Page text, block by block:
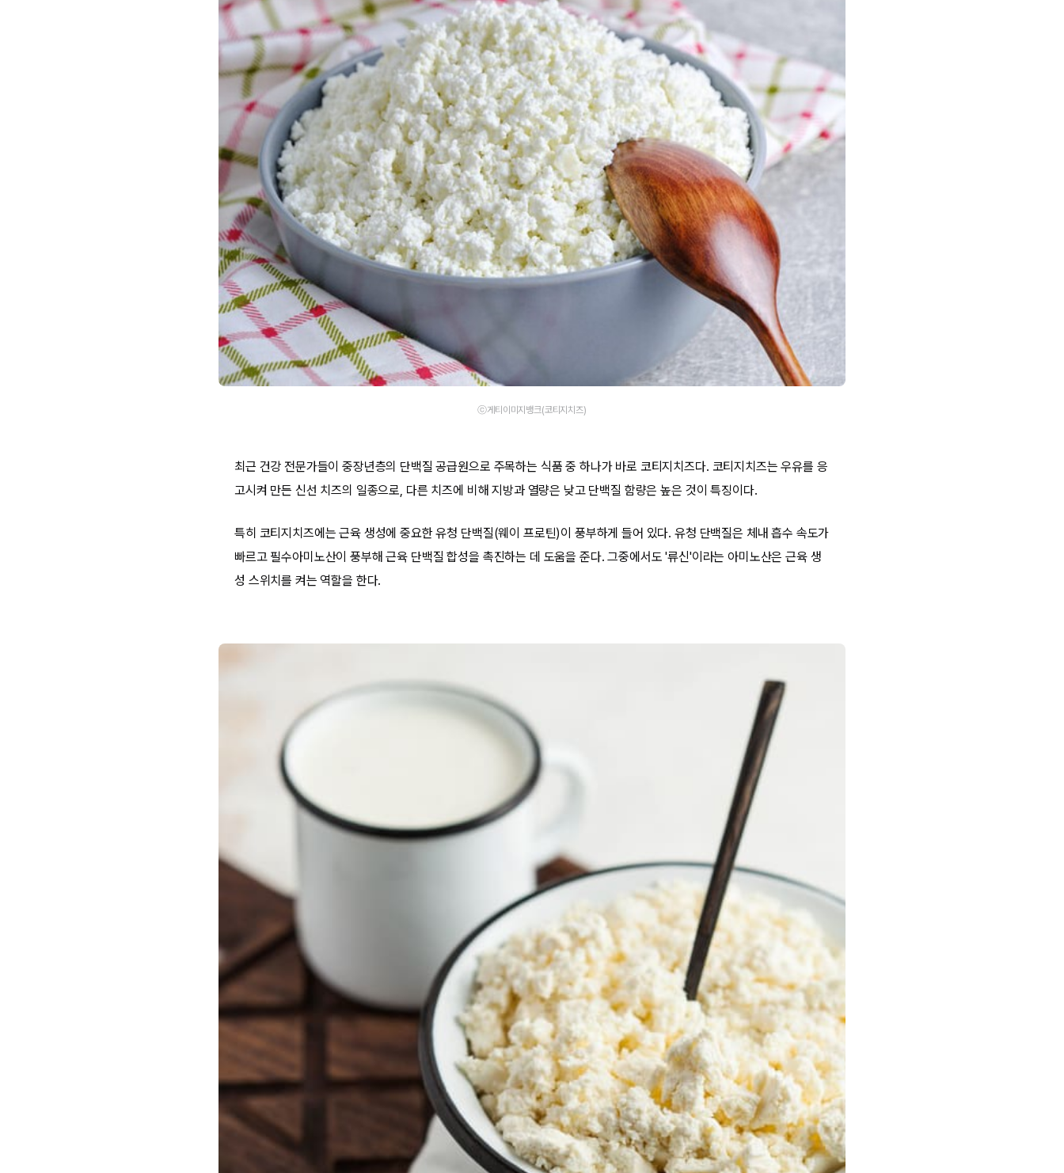
ⓒ게티이미지뱅크(코티지치즈)
최근 건강 전문가들이 중장년층의 단백질 공급원으로 주목하는 식품 중 하나가 바로 코티지치즈다. 코티지치즈는 우유를 응
고시켜 만든 신선 치즈의 일종으로, 다른 치즈에 비해 지방과 열량은 낮고 단백질 함량은 높은 것이 특징이다.
특히 코티지치즈에는 근육 생성에 중요한 유청 단백질(웨이 프로틴)이 풍부하게 들어 있다. 유청 단백질은 체내 흡수 속도가
빠르고 필수아미노산이 풍부해 근육 단백질 합성을 촉진하는 데 도움을 준다. 그중에서도 '류신'이라는 아미노산은 근육 생
성 스위치를 켜는 역할을 한다.